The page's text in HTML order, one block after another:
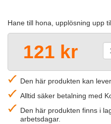
Hane till hona, upplösning upp
121 kr
Den här produkten kan
Alltid säker betalning med
Den här produkten finns i
arbetsdagar.